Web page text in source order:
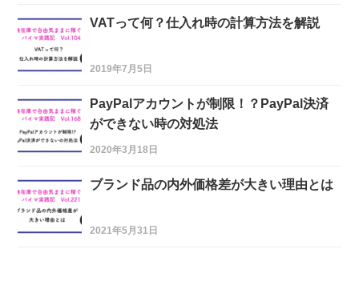
VATって何？仕入れ時の計算方法を解説
2019年7月5日
PayPalアカウントが制限！？PayPal決済
ができない時の対処法
2020年3月18日
ブランド品の内外価格差が大きい理由とは
2021年5月31日